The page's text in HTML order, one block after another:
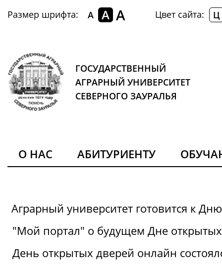
Размер шрифта: A A A Цвет сайта: Ц
ГОСУДАРСТВЕННЫЙ
АГРАРНЫЙ УНИВЕРСИТЕТ
СЕВЕРНОГО ЗАУРАЛЬЯ
О НАС АБИТУРИЕНТУ
Аграрный университет готовится к
"Мой портал" о будущем Дне
День открытых дверей онлайн